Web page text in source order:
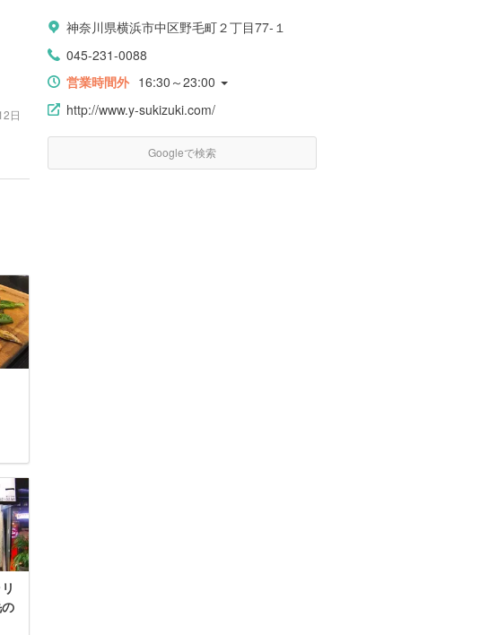
日
神奈川県横浜市中区野毛町２丁目77-１
045-231-0088
営業時間外 16:30～23:00
http://www.y-sukizuki.com/
Googleで検索